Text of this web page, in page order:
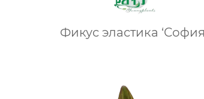
Фикус эластика